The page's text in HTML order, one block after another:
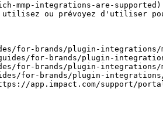
mmp-integrations-are-
utilisez ou prévoyez d'utiliser
brands/plugin-integrations/
for-brands/plugin-
brands/plugin-integrations/
for-brands/plugin-
app.impact.com/support/